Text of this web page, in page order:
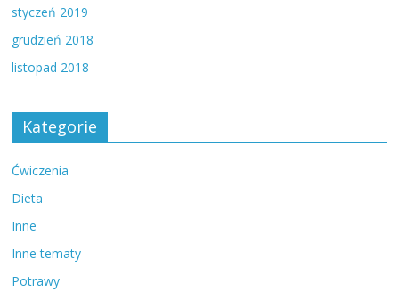
styczeń 2019
grudzień 2018
listopad 2018
Kategorie
Ćwiczenia
Dieta
Inne
Inne tematy
Potrawy